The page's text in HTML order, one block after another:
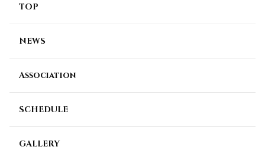
TOP
NEWS
Association
SCHEDULE
GALLERY